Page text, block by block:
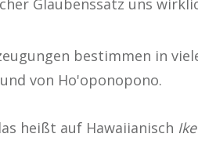
Glaubenssatz uns
bestimmen in
von Ho'oponopono.
heißt auf Hawaiianisch Ike